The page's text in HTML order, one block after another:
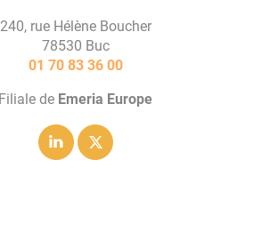
240, rue Hélène Boucher
78530 Buc
01 70 83 36 00
Filiale de Emeria Europe